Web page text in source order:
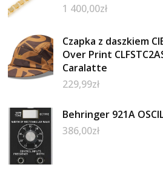
1 400,00zł
Czapka z daszkiem
Over Print
Caralatte
229,99zł
Behringer 921A
386,00zł